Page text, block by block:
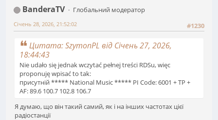
BanderaTV
Глобальний модератор
#1230
Січень 28, 2026, 21:52:02
Цитата: SzymonPL від Січень 27, 2026,
18:44:43
Nie udało się jednak wczytać pełnej treści RDSu, więc
proponuję wpisać to tak:
присутній ***** National Music ***** PI Code: 6001 + TP +
AF: 89.6 100.7 102.8 106.7
Я думаю, що він такий самий, як і на інших частотах цієї
радіостанції